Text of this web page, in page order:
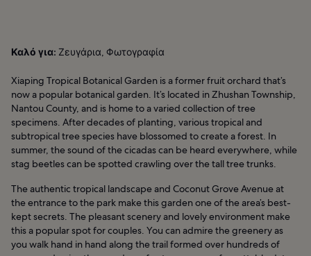
Καλό για: Ζευγάρια, Φωτογραφία
Xiaping Tropical Botanical Garden is a former fruit orchard that’s
now a popular botanical garden. It’s located in Zhushan Township,
Nantou County, and is home to a varied collection of tree
specimens. After decades of planting, various tropical and
subtropical tree species have blossomed to create a forest. In
summer, the sound of the cicadas can be heard everywhere, while
stag beetles can be spotted crawling over the tall tree trunks.
The authentic tropical landscape and Coconut Grove Avenue at
the entrance to the park make this garden one of the area’s best-
kept secrets. The pleasant scenery and lovely environment make
this a popular spot for couples. You can admire the greenery as
you walk hand in hand along the trail formed over hundreds of